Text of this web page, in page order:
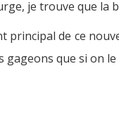
je trouve que la
principal de ce
gageons que si on